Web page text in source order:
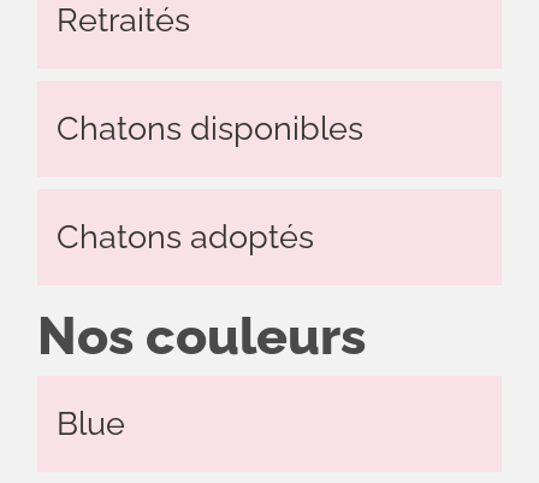
Retraités
Chatons disponibles
Chatons adoptés
Nos couleurs
Blue